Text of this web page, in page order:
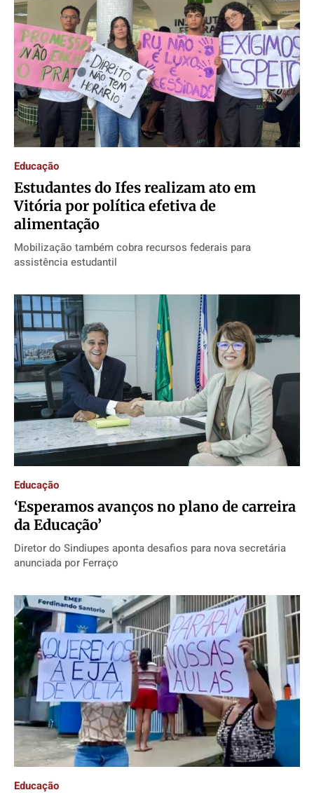
Educação
Estudantes do Ifes realizam ato em
Vitória por política efetiva de
alimentação
Mobilização também cobra recursos federais para
assistência estudantil
Educação
‘Esperamos avanços no plano de carreira
da Educação’
Diretor do Sindiupes aponta desafios para nova secretária
anunciada por Ferraço
Educação